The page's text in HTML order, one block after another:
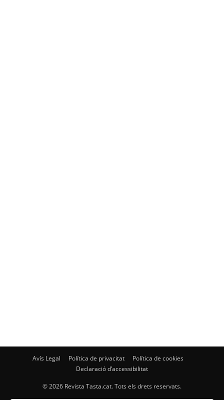
Avís Legal Política de privacitat
Política de cookies
Declaració d’accessibilitat
© 2026 Revista Tasta.cat. Tots els drets reservats.